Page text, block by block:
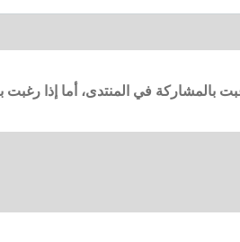
بالمشاركة في المنتدى، أما إذا رغبت